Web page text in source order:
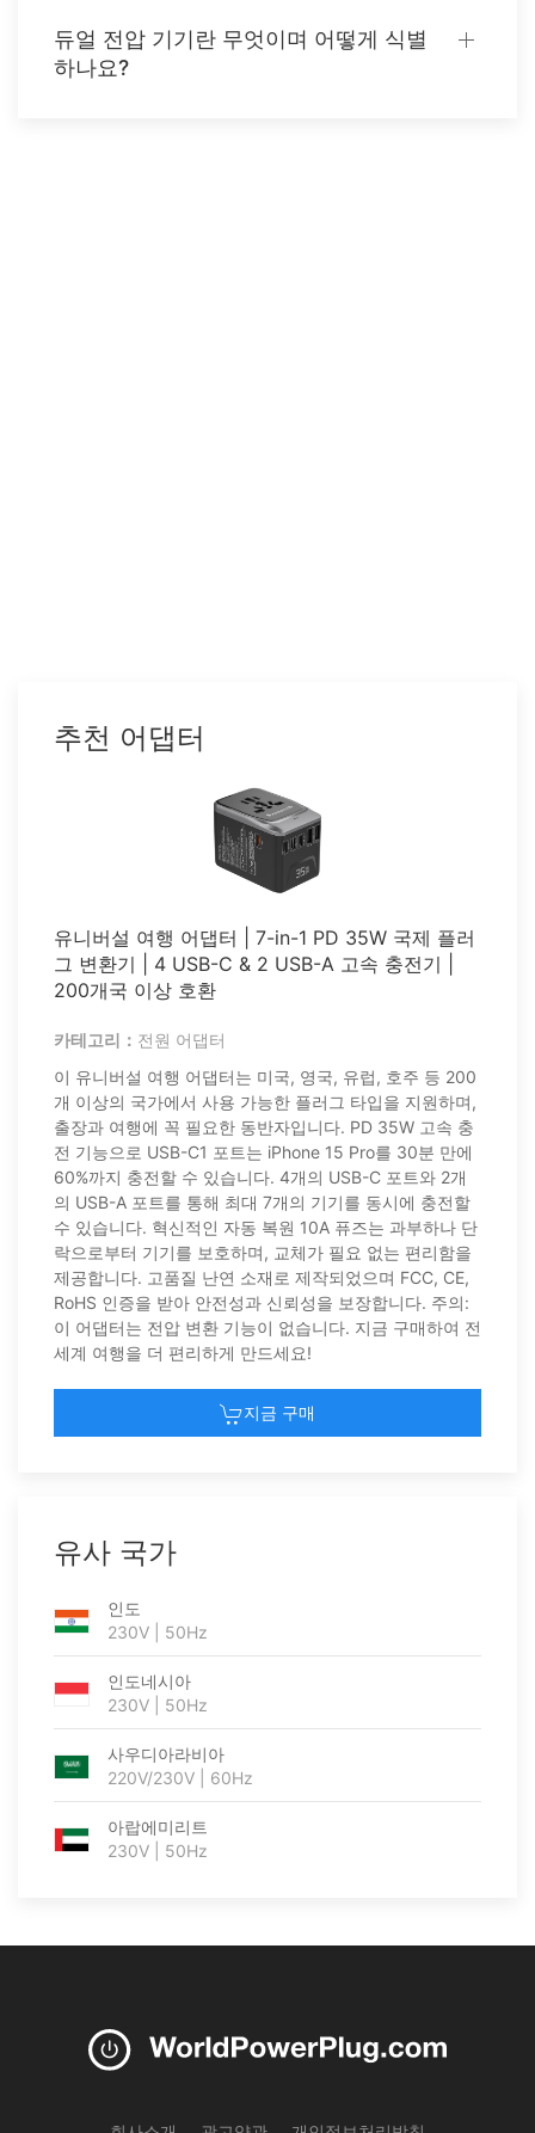
듀얼 전압 기기란 무엇이며 어떻게 식별
하나요?
추천 어댑터
유니버설 여행 어댑터 | 7-in-1 PD 35W 국제 플러
그 변환기 | 4 USB-C & 2 USB-A 고속 충전기 |
200개국 이상 호환
카테고리： 전원 어댑터
이 유니버설 여행 어댑터는 미국, 영국, 유럽, 호주 등 200
개 이상의 국가에서 사용 가능한 플러그 타입을 지원하며,
출장과 여행에 꼭 필요한 동반자입니다. PD 35W 고속 충
전 기능으로 USB-C1 포트는 iPhone 15 Pro를 30분 만에
60%까지 충전할 수 있습니다. 4개의 USB-C 포트와 2개
의 USB-A 포트를 통해 최대 7개의 기기를 동시에 충전할
수 있습니다. 혁신적인 자동 복원 10A 퓨즈는 과부하나 단
락으로부터 기기를 보호하며, 교체가 필요 없는 편리함을
제공합니다. 고품질 난연 소재로 제작되었으며 FCC, CE,
RoHS 인증을 받아 안전성과 신뢰성을 보장합니다. 주의:
이 어댑터는 전압 변환 기능이 없습니다. 지금 구매하여 전
세계 여행을 더 편리하게 만드세요!
지금 구매
유사 국가
인도
230V | 50Hz
인도네시아
230V | 50Hz
사우디아라비아
220V/230V | 60Hz
아랍에미리트
230V | 50Hz